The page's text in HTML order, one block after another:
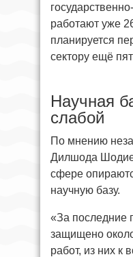
работают уже
планируется
сектору ещё
Научная
слабой
По мнению
Дилшода
сфере
научную базу.
«За последние
защищено
работ, из них к